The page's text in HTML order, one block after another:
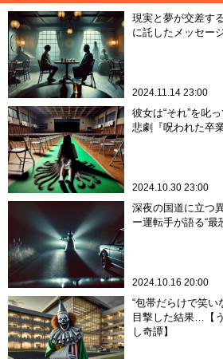
現実と夢が交差す
に託したメッセー
2024.11.14 23:00
彼女は“それ”を叱
悲劇『呪われた卒
2024.10.30 23:00
深夜の国道に立つ
ー運転手が語る“最
2024.10.16 20:00
“包帯だらけで笑い
目撃した結果…【
し奇譚】